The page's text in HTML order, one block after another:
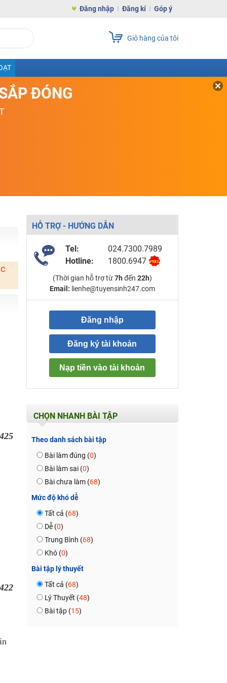
Đăng nhập Đăng kí Góp ý
Giỏ hàng của tôi
ĐÓNG
HỖ TRỢ - HƯỚNG DẪN
Tel:
024.7300.7989
Hotline:
1800.6947
(Thời gian hỗ trợ từ7h đến 22h)
Email: lienhe@tuyensinh247.com
Đăng nhập
Đăng ký tài khoản
Nạp tiền vào tài khoản
CHỌN NHANH BÀI TẬP
Theo danh sách bài tập
Bài làm đúng (0)
Bài làm sai (0)
Bài chưa làm (68)
Mức độ khó dễ
Tất cả (68)
Dễ (0)
Trung Bình (68)
Khó (0)
Bài tập lý thuyết
Tất cả (68)
Lý Thuyết (48)
Bài tập (15)